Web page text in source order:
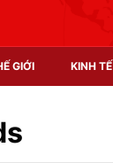
GIỚI KINH TẾ